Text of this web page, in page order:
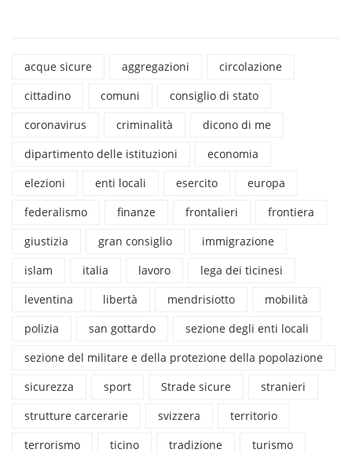
acque sicure aggregazioni
circolazione
cittadino
comuni
consiglio di stato
coronavirus
criminalità
dicono di me
dipartimento delle istituzioni
economia
elezioni
enti locali esercito
europa
federalismo
finanze frontalieri
frontiera
giustizia
gran consiglio
immigrazione
islam
italia lavoro
lega dei ticinesi
leventina
libertà mendrisiotto
mobilità
polizia
san gottardo
sezione degli enti locali
sezione del militare e della protezione della popolazione
sicurezza
sport Strade sicure
stranieri
strutture carcerarie
svizzera
territorio
terrorismo
ticino tradizione turismo